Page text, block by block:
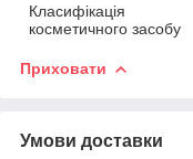
Класифікація
косметичного засобу
Приховати
Умови доставки